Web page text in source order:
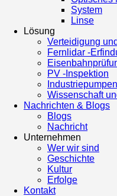
System
Linse
Lösung
Verteidigung
Fernlidar -
PV -Inspektion
Wissenschaft
Nachrichten & Blogs
Blogs
Nachricht
Unternehmen
Wer wir sind
Geschichte
Kultur
Erfolge
Kontakt